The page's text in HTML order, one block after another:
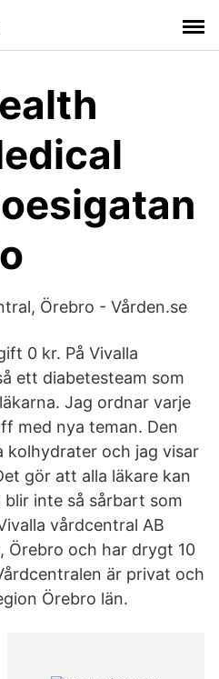
Örebro - Vården.se
0 kr. På Vivalla
ett diabetesteam som
Jag ordnar varje
med nya teman. Den
kolhydrater och jag visar
gör att alla läkare kan
inte så sårbart som
vårdcentral AB
Örebro och har drygt 10
är privat och
Örebro län.